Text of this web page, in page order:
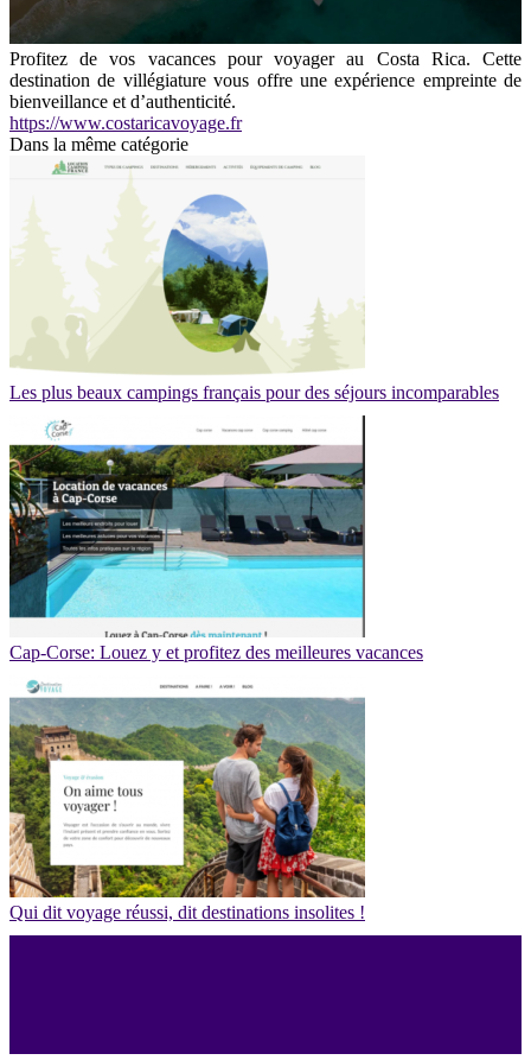
Profitez de vos vacances pour voyager au Costa Rica. Cette
destination de villégiature vous offre une expérience empreinte de
bienveillance et d’authenticité.
https://www.costaricavoyage.fr
Dans la même catégorie
Les plus beaux campings français pour des séjours incomparables
Cap-Corse: Louez y et profitez des meilleures vacances
Qui dit voyage réussi, dit destinations insolites !